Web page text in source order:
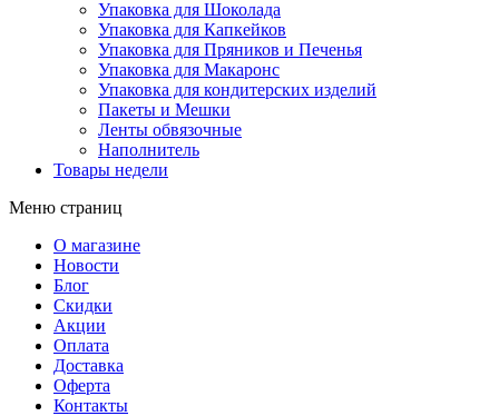
Упаковка для Шоколада
Упаковка для Капкейков
Упаковка для Пряников и Печенья
Упаковка для Макаронс
Упаковка для кондитерских изделий
Пакеты и Мешки
Ленты обвязочные
Наполнитель
Товары недели
Меню страниц
О магазине
Новости
Блог
Скидки
Акции
Оплата
Доставка
Оферта
Контакты